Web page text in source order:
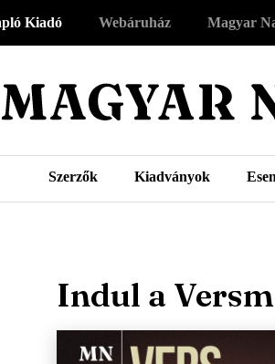
Kiadó
Szerzők Kiadványok
Webáruház Magyar
Indul a